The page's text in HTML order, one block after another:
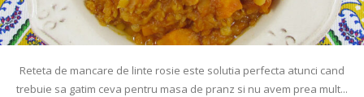
Reteta de mancare de linte rosie este solutia perfecta atunci cand
trebuie sa gatim ceva pentru masa de pranz si nu avem prea mult...